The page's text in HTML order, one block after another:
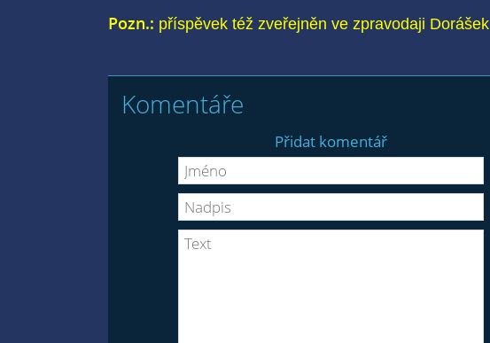
Pozn.: příspěvek též zveřejněn ve zpravodaji Dorášek
Komentáře
Přidat komentář